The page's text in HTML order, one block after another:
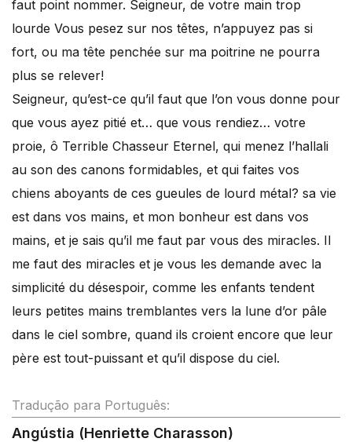
faut point nommer. Seigneur, de votre main trop
lourde Vous pesez sur nos têtes, n’appuyez pas si
fort, ou ma tête penchée sur ma poitrine ne pourra
plus se relever!
Seigneur, qu’est-ce qu’il faut que l’on vous donne pour
que vous ayez pitié et… que vous rendiez… votre
proie, ô Terrible Chasseur Eternel, qui menez l’hallali
au son des canons formidables, et qui faites vos
chiens aboyants de ces gueules de lourd métal? sa vie
est dans vos mains, et mon bonheur est dans vos
mains, et je sais qu’il me faut par vous des miracles. Il
me faut des miracles et je vous les demande avec la
simplicité du désespoir, comme les enfants tendent
leurs petites mains tremblantes vers la lune d’or pâle
dans le ciel sombre, quand ils croient encore que leur
père est tout-puissant et qu’il dispose du ciel.
Tradução para Português:
Angústia (Henriette Charasson)